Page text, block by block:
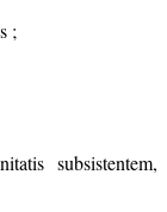
;
subsistentem,